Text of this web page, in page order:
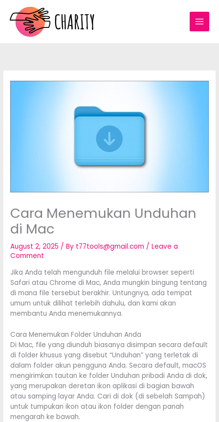
content
Cara Menemukan Unduhan
di Mac
August 2, 2025 / By t77tools@gmail.com /Leave a
Comment
Jika Anda telah mengunduh file melalui browser seperti
Safari atau Chrome di Mac, Anda mungkin bingung tentang
di mana file tersebut berakhir. Untungnya, ada tempat
umum untuk dilihat terlebih dahulu, dan kami akan
membantu Anda menemukannya.
Cara Menemukan Folder Unduhan Anda
Di Mac, file yang diunduh biasanya disimpan secara default
di folder khusus yang disebut “Unduhan” yang terletak di
dalam folder akun pengguna Anda. Secara default, macOS
mengirimkan tautan ke folder Unduhan pribadi Anda di dok,
yang merupakan deretan ikon aplikasi di bagian bawah
atau samping layar Anda. Cari di dok (di sebelah Sampah)
untuk tumpukan ikon atau ikon folder dengan panah
mengarah ke bawah.